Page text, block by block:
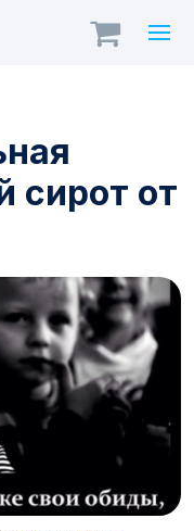
сирот от